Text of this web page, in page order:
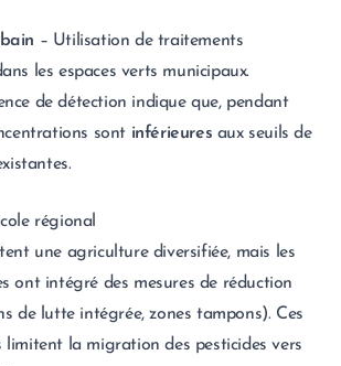
– Utilisation de traitements
les espaces verts municipaux.
de détection indique que, pendant
sont inférieures aux seuils de
régional
une agriculture diversifiée, mais les
ont intégré des mesures de réduction
de lutte intégrée, zones tampons). Ces
limitent la migration des pesticides vers